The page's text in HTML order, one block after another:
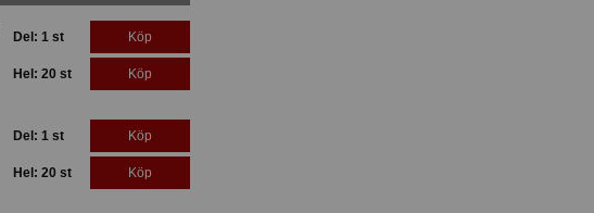
Del: 1 st Köp
Hel: 20 st Köp
Del: 1 st Köp
Hel: 20 st Köp